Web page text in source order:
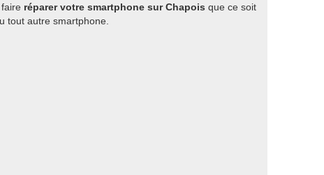
réparer votre smartphone sur Chapois que ce soit
tout autre smartphone.